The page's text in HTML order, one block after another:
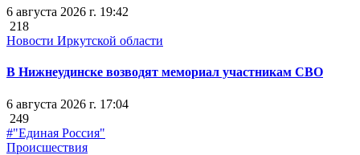
6 августа 2026 г. 19:42
218
Новости Иркутской области
В Нижнеудинске возводят мемориал участникам СВО
6 августа 2026 г. 17:04
249
#"Единая Россия"
Происшествия